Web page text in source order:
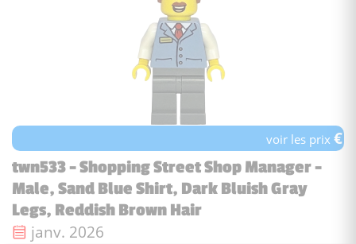
voir les prix€
twn533 - Shopping Street Shop Manager -
Male, Sand Blue Shirt, Dark Bluish Gray
Legs, Reddish Brown Hair
Date de sortie :
janv. 2026